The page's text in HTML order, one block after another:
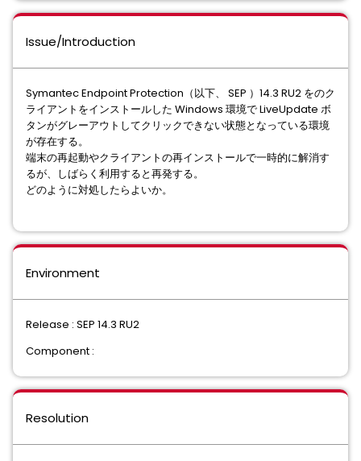
Issue/Introduction
Symantec Endpoint Protection（以下、 SEP ）14.3 RU2 をのク
ライアントをインストールした Windows 環境で LiveUpdate ボ
タンがグレーアウトしてクリックできない状態となっている環境
が存在する。
端末の再起動やクライアントの再インストールで一時的に解消す
るが、しばらく利用すると再発する。
どのように対処したらよいか。
Environment
Release : SEP 14.3 RU2
Component :
Resolution